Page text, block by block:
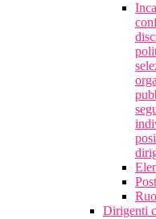
Dirigenti